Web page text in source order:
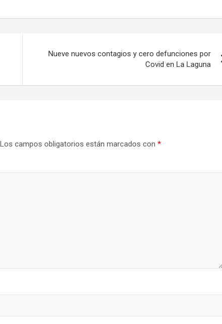
Nueve nuevos contagios y cero defunciones por
Covid en La Laguna
Los campos obligatorios están marcados con *